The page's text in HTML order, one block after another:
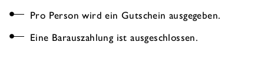
Pro Person wird ein Gutschein ausgegeben.
Eine Barauszahlung ist ausgeschlossen.